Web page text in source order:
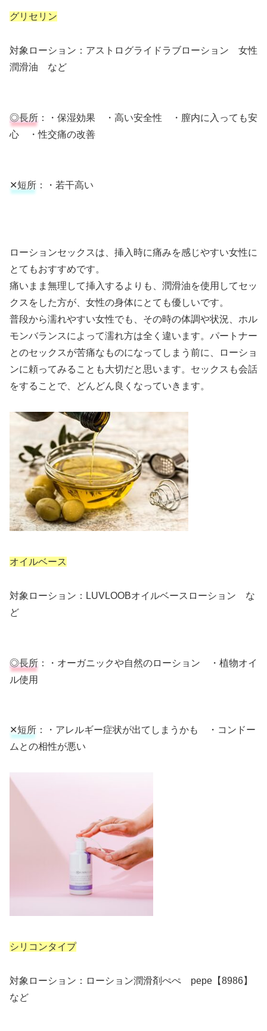
グリセリン
対象ローション：アストログライドラブローション 女性
潤滑油 など
◎長所 ：・保湿効果 ・高い安全性 ・膣内に入っても安
心 ・性交痛の改善
✕短所 ：・若干高い
ローションセックスは、挿入時に痛みを感じやすい女性に
とてもおすすめです。
痛いまま無理して挿入するよりも、潤滑油を使用してセッ
クスをした方が、女性の身体にとても優しいです。
普段から濡れやすい女性でも、その時の体調や状況、ホル
モンバランスによって濡れ方は全く違います。パートナー
とのセックスが苦痛なものになってしまう前に、ローショ
ンに頼ってみることも大切だと思います。セックスも会話
をすることで、どんどん良くなっていきます。
オイルベース
対象ローション：LUVLOOBオイルベースローション な
ど
◎長所 ：・オーガニックや自然のローション ・植物オイ
ル使用
✕短所 ：・アレルギー症状が出てしまうかも ・コンドー
ムとの相性が悪い
シリコンタイプ
対象ローション：ローション潤滑剤ぺぺ pepe【8986】
など